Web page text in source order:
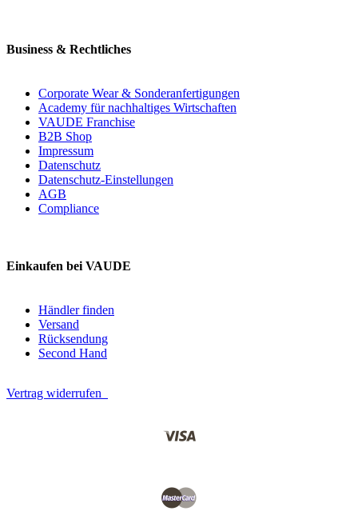
Business & Rechtliches
Corporate Wear & Sonderanfertigungen
Academy für nachhaltiges Wirtschaften
VAUDE Franchise
B2B Shop
Impressum
Datenschutz
Datenschutz-Einstellungen
AGB
Compliance
Einkaufen bei VAUDE
Händler finden
Versand
Rücksendung
Second Hand
Vertrag widerrufen